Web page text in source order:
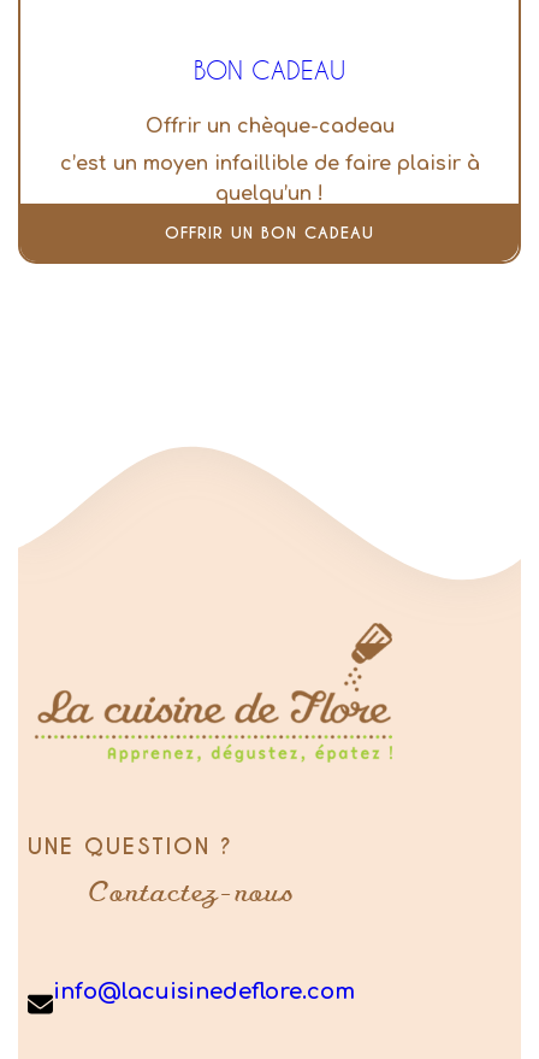
BON CADEAU
Offrir un chèque-cadeau
c’est un moyen infaillible de faire plaisir à
quelqu’un !
OFFRIR UN BON CADEAU
UNE QUESTION ?
Contactez-nous
info@lacuisinedeflore.com